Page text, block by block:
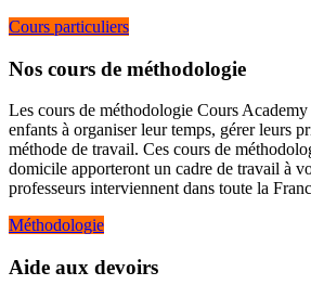
Cours particuliers
Nos cours de méthodologie
Les cours de méthodologie Cours
enfants à organiser leur temps, gérer leurs
méthode de travail. Ces cours de
domicile apporteront un cadre de travail à
professeurs interviennent dans toute la
Méthodologie
Aide aux devoirs